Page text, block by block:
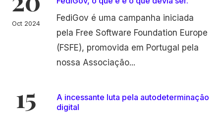
Oct 2024
FediGov é uma campanha iniciada
pela Free Software Foundation Europe
(FSFE), promovida em Portugal pela
nossa Associação...
15
A incessante luta pela autodeterminação
digital